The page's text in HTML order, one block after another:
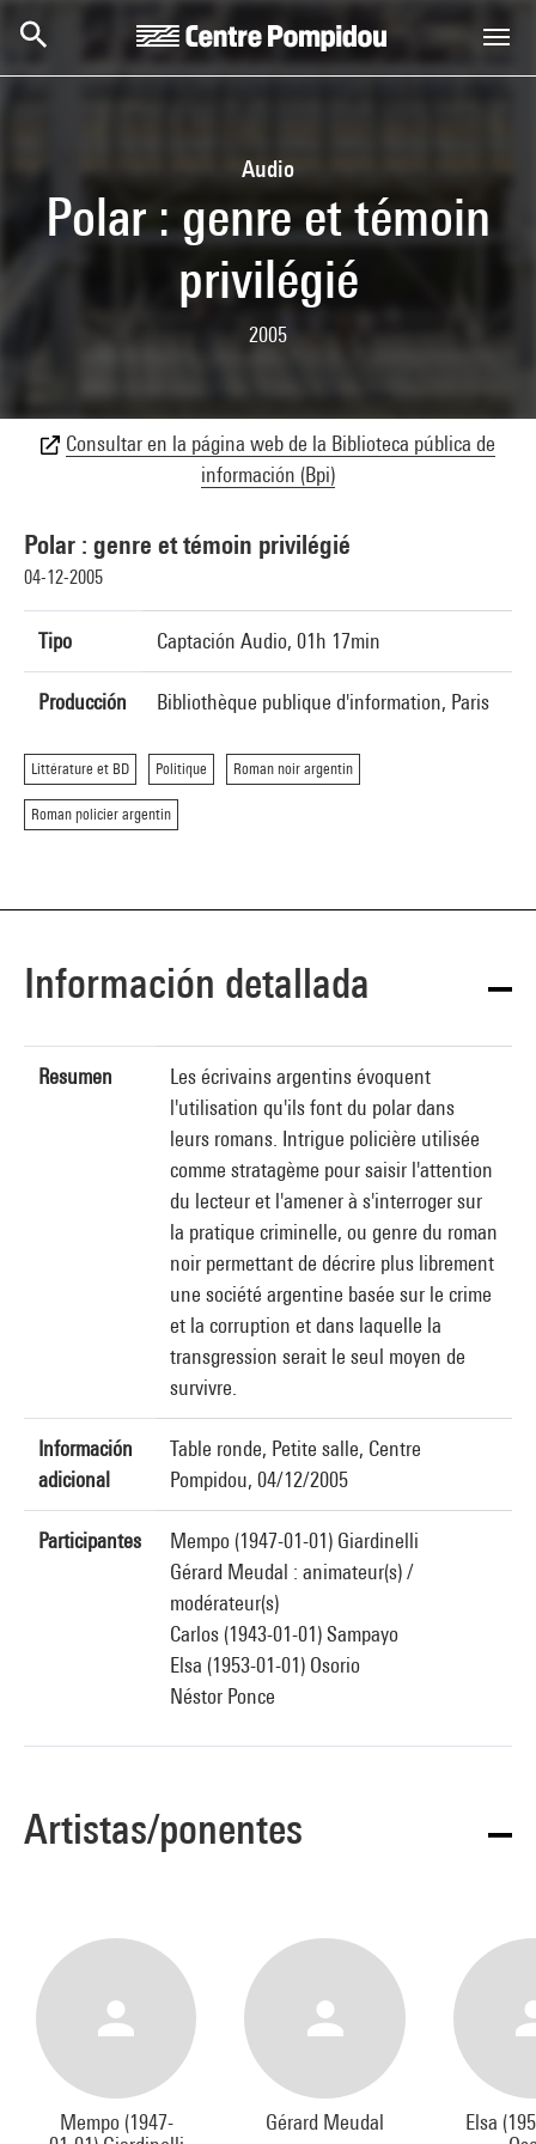
Audio
Polar : genre et témoin
privilégié
2005
Consultar en la página web de la Biblioteca pública de
información (Bpi)
Polar : genre et témoin privilégié
04-12-2005
Tipo Captación Audio, 01h 17min
Producción Bibliothèque publique d'information, Paris
Littérature et BD Politique Roman noir argentin
Roman policier argentin
Información detallada
Resumen
Les écrivains argentins évoquent
l'utilisation qu'ils font du polar dans
leurs romans. Intrigue policière utilisée
comme stratagème pour saisir l'attention
du lecteur et l'amener à s'interroger sur
la pratique criminelle, ou genre du roman
noir permettant de décrire plus librement
une société argentine basée sur le crime
et la corruption et dans laquelle la
transgression serait le seul moyen de
survivre.
Información
adicional
Table ronde, Petite salle, Centre
Pompidou, 04/12/2005
Participantes
Mempo (1947-01-01) Giardinelli
Gérard Meudal : animateur(s) /
modérateur(s)
Carlos (1943-01-01) Sampayo
Elsa (1953-01-01) Osorio
Néstor Ponce
Artistas/ponentes
Mempo (1947-
Gérard Meudal
Elsa